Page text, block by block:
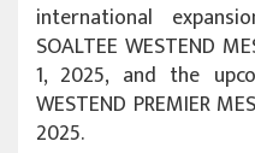
international
SOALTEE WESTEND
1, 2025, and the
WESTEND PREMIER
2025.